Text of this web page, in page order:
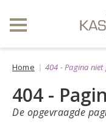
Home 404 - Pagina niet
404 -
De opgevraagde